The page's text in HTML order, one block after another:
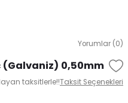
Yorumlar (0)
(Galvaniz) 0,50mm
taksitlerle!!Taksit Seçenekleri